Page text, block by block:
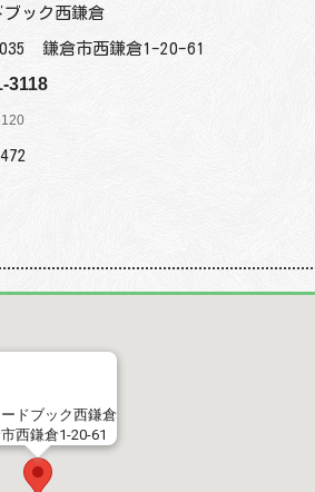
ブック西鎌倉
鎌倉市西鎌倉1-20-61
3118
ドブック西鎌倉
西鎌倉1-20-61